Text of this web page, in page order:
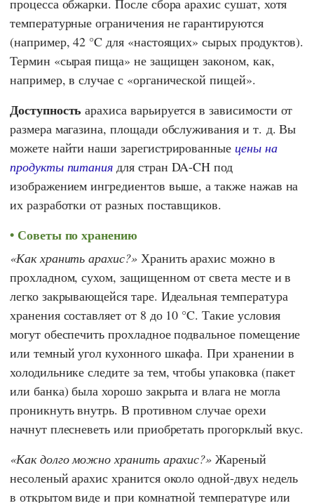
процесса обжарки. После сбора арахис сушат, хотя
температурные ограничения не гарантируются
(например, 42 °C для «настоящих» сырых продуктов).
Термин «сырая пища» не защищен законом, как,
например, в случае с «органической пищей».
Доступность арахиса варьируется в зависимости от
размера магазина, площади обслуживания и т. д. Вы
можете найти наши зарегистрированные цены на
продукты питания для стран DA-CH под
изображением ингредиентов выше, а также нажав на
их разработки от разных поставщиков.
Советы по хранению
Как хранить арахис? Хранить арахис можно в
прохладном, сухом, защищенном от света месте и в
легко закрывающейся таре. Идеальная температура
хранения составляет от 8 до 10 °C. Такие условия
могут обеспечить прохладное подвальное помещение
или темный угол кухонного шкафа. При хранении в
холодильнике следите за тем, чтобы упаковка (пакет
или банка) была хорошо закрыта и влага не могла
проникнуть внутрь. В противном случае орехи
начнут плесневеть или приобретать прогорклый вкус.
Как долго можно хранить арахис? Жареный
несоленый арахис хранится около одной-двух недель
в открытом виде и при комнатной температуре или